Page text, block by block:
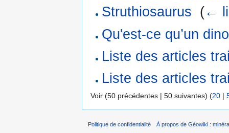
Struthiosaurus (←
Qu'est-ce qu’un
Liste des articles
Liste des articles
Voir (50 précédentes | 50 suivantes) (20 |
Politique de confidentialité À propos de Géowiki :